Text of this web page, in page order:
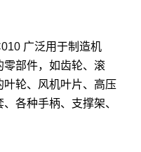
广泛用于制造机
部件，如齿轮、滚
轮、风机叶片、高压
各种手柄、支撑架、